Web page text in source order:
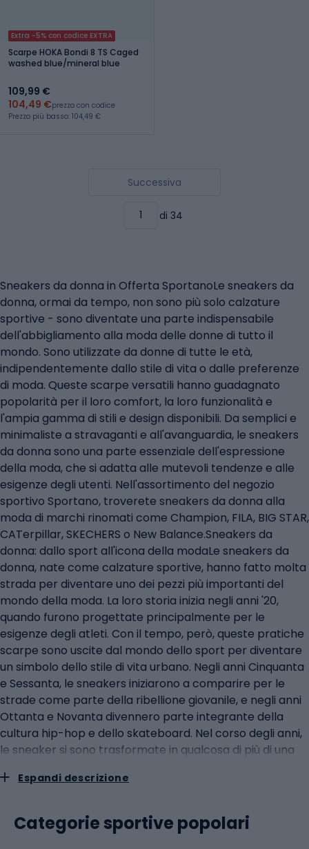
Extra -5% con codice EXTRA
Scarpe HOKA Bondi 8 TS Caged
washed blue/mineral blue
109,99 €
104,49 €prezzo con codice
Prezzo più basso: 104,49 €
Successiva
di 34
Sneakers da donna in Offerta SportanoLe sneakers da
donna, ormai da tempo, non sono più solo calzature
sportive - sono diventate una parte indispensabile
dell'abbigliamento alla moda delle donne di tutto il
mondo. Sono utilizzate da donne di tutte le età,
indipendentemente dallo stile di vita o dalle preferenze
di moda. Queste scarpe versatili hanno guadagnato
popolarità per il loro comfort, la loro funzionalità e
l'ampia gamma di stili e design disponibili. Da semplici e
minimaliste a stravaganti e all'avanguardia, le sneakers
da donna sono una parte essenziale dell'espressione
della moda, che si adatta alle mutevoli tendenze e alle
esigenze degli utenti. Nell'assortimento del negozio
sportivo Sportano, troverete sneakers da donna alla
moda di marchi rinomati come Champion, FILA, BIG STAR,
CATerpillar, SKECHERS o New Balance.Sneakers da
donna: dallo sport all'icona della modaLe sneakers da
donna, nate come calzature sportive, hanno fatto molta
strada per diventare uno dei pezzi più importanti del
mondo della moda. La loro storia inizia negli anni '20,
quando furono progettate principalmente per le
esigenze degli atleti. Con il tempo, però, queste pratiche
scarpe sono uscite dal mondo dello sport per diventare
un simbolo dello stile di vita urbano. Negli anni Cinquanta
e Sessanta, le sneakers iniziarono a comparire per le
strade come parte della ribellione giovanile, e negli anni
Ottanta e Novanta divennero parte integrante della
cultura hip-hop e dello skateboard. Nel corso degli anni,
le sneaker si sono trasformate in qualcosa di più di una
di personalità e di stile individuale. Oggi le sneakers da
e stili è enorme. Dai modelli classici e minimalisti a quelli
più stravaganti e decorati, le sneakers possono essere
Espandi descrizione
Categorie sportive popolari